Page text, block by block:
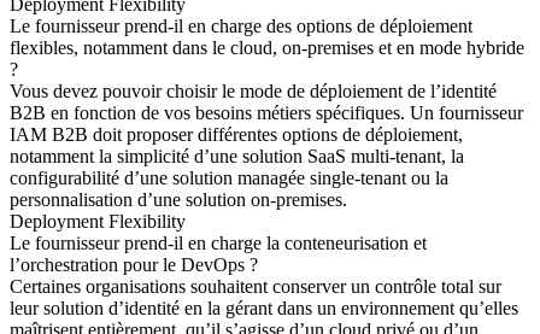
Deployment Flexibility
Le fournisseur prend-il en charge des options de déploiement
flexibles, notamment dans le cloud, on-premises et en mode hybride
?
Vous devez pouvoir choisir le mode de déploiement de l’identité
B2B en fonction de vos besoins métiers spécifiques. Un fournisseur
IAM B2B doit proposer différentes options de déploiement,
notamment la simplicité d’une solution SaaS multi-tenant, la
configurabilité d’une solution managée single-tenant ou la
personnalisation d’une solution on-premises.
Deployment Flexibility
Le fournisseur prend-il en charge la conteneurisation et
l’orchestration pour le DevOps ?
Certaines organisations souhaitent conserver un contrôle total sur
leur solution d’identité en la gérant dans un environnement qu’elles